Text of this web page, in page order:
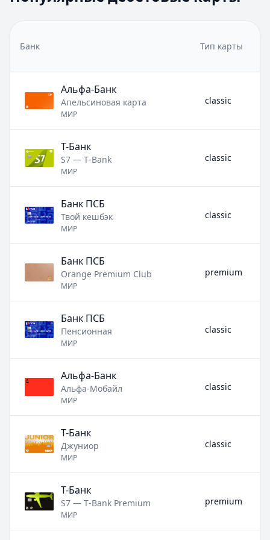
ВТБ — Привилегия
Рейтинг:
Обслуживание:Бесплатно
Рейтинг:4.9
— Карта для жизни
Обслуживание:Бесплатно
Рейтинг:4.6
Банк Тип карты
Альфа-Банк
Апельсиновая карта
МИР
classic
Т-Банк
S7 — T‑Bank
МИР
classic
Банк ПСБ
Твой кешбэк
МИР
classic
Банк ПСБ
Orange Premium Club
МИР
premium
Банк ПСБ
Пенсионная
МИР
classic
Альфа-Банк
Альфа-Мобайл
МИР
classic
Т-Банк
Джуниор
МИР
classic
Т-Банк
S7 — T‑Bank Premium
МИР
premium